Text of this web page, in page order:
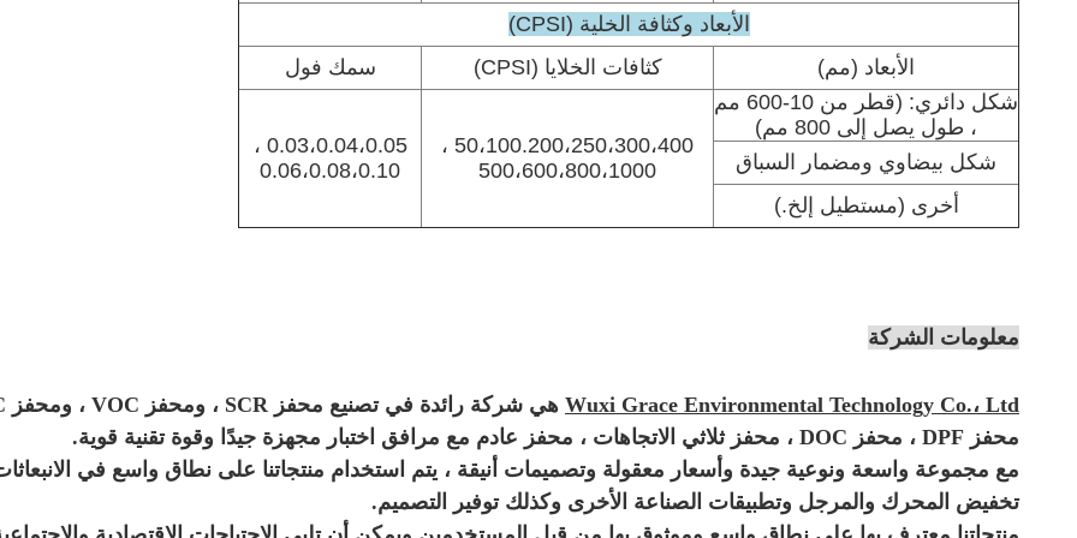
الأبعاد وكثافة الخلية (CPSI)
الأبعاد (مم)
كثافات الخلايا (CPSI)
سمك فول
شكل دائري: (قطر من 10-600 مم
، طول يصل إلى 800 مم)
50،100.200،250،300،400 ،
500،600،800،1000
0.03،0.04،0.05 ،
0.06،0.08،0.10
شكل بيضاوي ومضمار السباق
أخرى (مستطيل إلخ.)
معلومات الشركة
Wuxi Grace Environmental Technology Co.، Ltd هي شركة رائدة في تصنيع محفز SCR ، ومحفز VOC ، ومحفز POC ،
محفز DPF ، محفز DOC ، محفز ثلاثي الاتجاهات ، محفز عادم مع مرافق اختبار مجهزة جيدًا وقوة تقنية قوية.
مع مجموعة واسعة ونوعية جيدة وأسعار معقولة وتصميمات أنيقة ، يتم استخدام منتجاتنا على نطاق واسع في
تخفيض المحرك والمرجل وتطبيقات الصناعة الأخرى وكذلك توفير التصميم.